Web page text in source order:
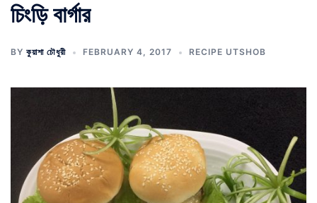
চিংড়ি বার্গার
BY কুয়াশা চৌধুরী FEBRUARY 4, 2017 RECIPE UTSHOB